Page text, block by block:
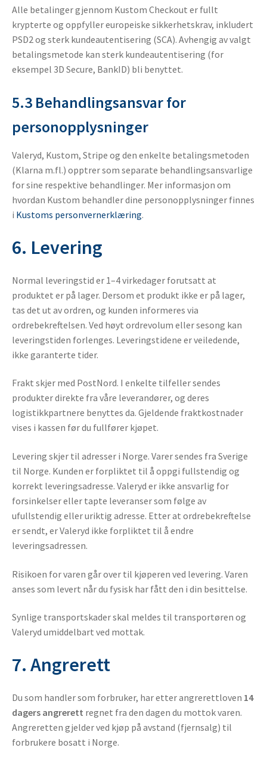
Alle betalinger gjennom Kustom Checkout er fullt
krypterte og oppfyller europeiske sikkerhetskrav, inkludert
PSD2 og sterk kundeautentisering (SCA). Avhengig av valgt
betalingsmetode kan sterk kundeautentisering (for
eksempel 3D Secure, BankID) bli benyttet.
5.3 Behandlingsansvar for
personopplysninger
Valeryd, Kustom, Stripe og den enkelte betalingsmetoden
(Klarna m.fl.) opptrer som separate behandlingsansvarlige
for sine respektive behandlinger. Mer informasjon om
hvordan Kustom behandler dine personopplysninger finnes
i Kustoms personvernerklæring.
6. Levering
Normal leveringstid er 1–4 virkedager forutsatt at
produktet er på lager. Dersom et produkt ikke er på lager,
tas det ut av ordren, og kunden informeres via
ordrebekreftelsen. Ved høyt ordrevolum eller sesong kan
leveringstiden forlenges. Leveringstidene er veiledende,
ikke garanterte tider.
Frakt skjer med PostNord. I enkelte tilfeller sendes
produkter direkte fra våre leverandører, og deres
logistikkpartnere benyttes da. Gjeldende fraktkostnader
vises i kassen før du fullfører kjøpet.
Levering skjer til adresser i Norge. Varer sendes fra Sverige
til Norge. Kunden er forpliktet til å oppgi fullstendig og
korrekt leveringsadresse. Valeryd er ikke ansvarlig for
forsinkelser eller tapte leveranser som følge av
ufullstendig eller uriktig adresse. Etter at ordrebekreftelse
er sendt, er Valeryd ikke forpliktet til å endre
leveringsadressen.
Risikoen for varen går over til kjøperen ved levering. Varen
anses som levert når du fysisk har fått den i din besittelse.
Synlige transportskader skal meldes til transportøren og
Valeryd umiddelbart ved mottak.
7. Angrerett
Du som handler som forbruker, har etter angrerettloven 14
dagers angrerett regnet fra den dagen du mottok varen.
Angreretten gjelder ved kjøp på avstand (fjernsalg) til
forbrukere bosatt i Norge.